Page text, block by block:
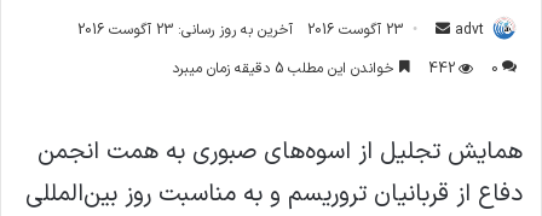
advt
ارسال
ایمیل
23 آگوست 2016
آخرین به روز رسانی: 23 آگوست 2016
0
442 خواندن این مطلب 5 دقیقه زمان میبرد
همایش تجلیل از اسوه‌های صبوری به همت انجمن
دفاع از قربانیان تروریسم و به مناسبت روز بین‌المللی